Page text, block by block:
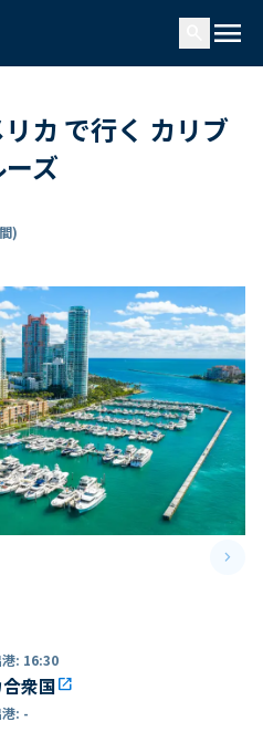
menu
カ で行く カリブ
ズ
)
keyboard_arrow_right
: 16:30
衆国open_in_new
: -